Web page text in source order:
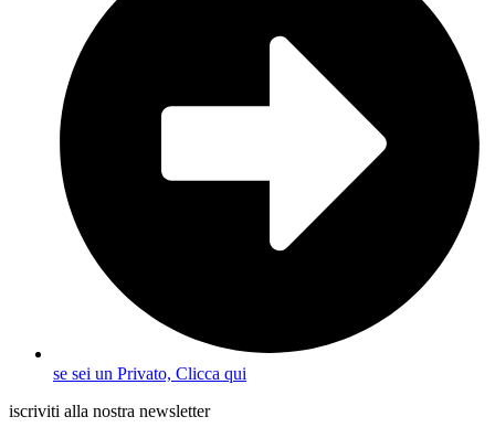
se sei un Privato, Clicca qui
iscriviti alla nostra newsletter